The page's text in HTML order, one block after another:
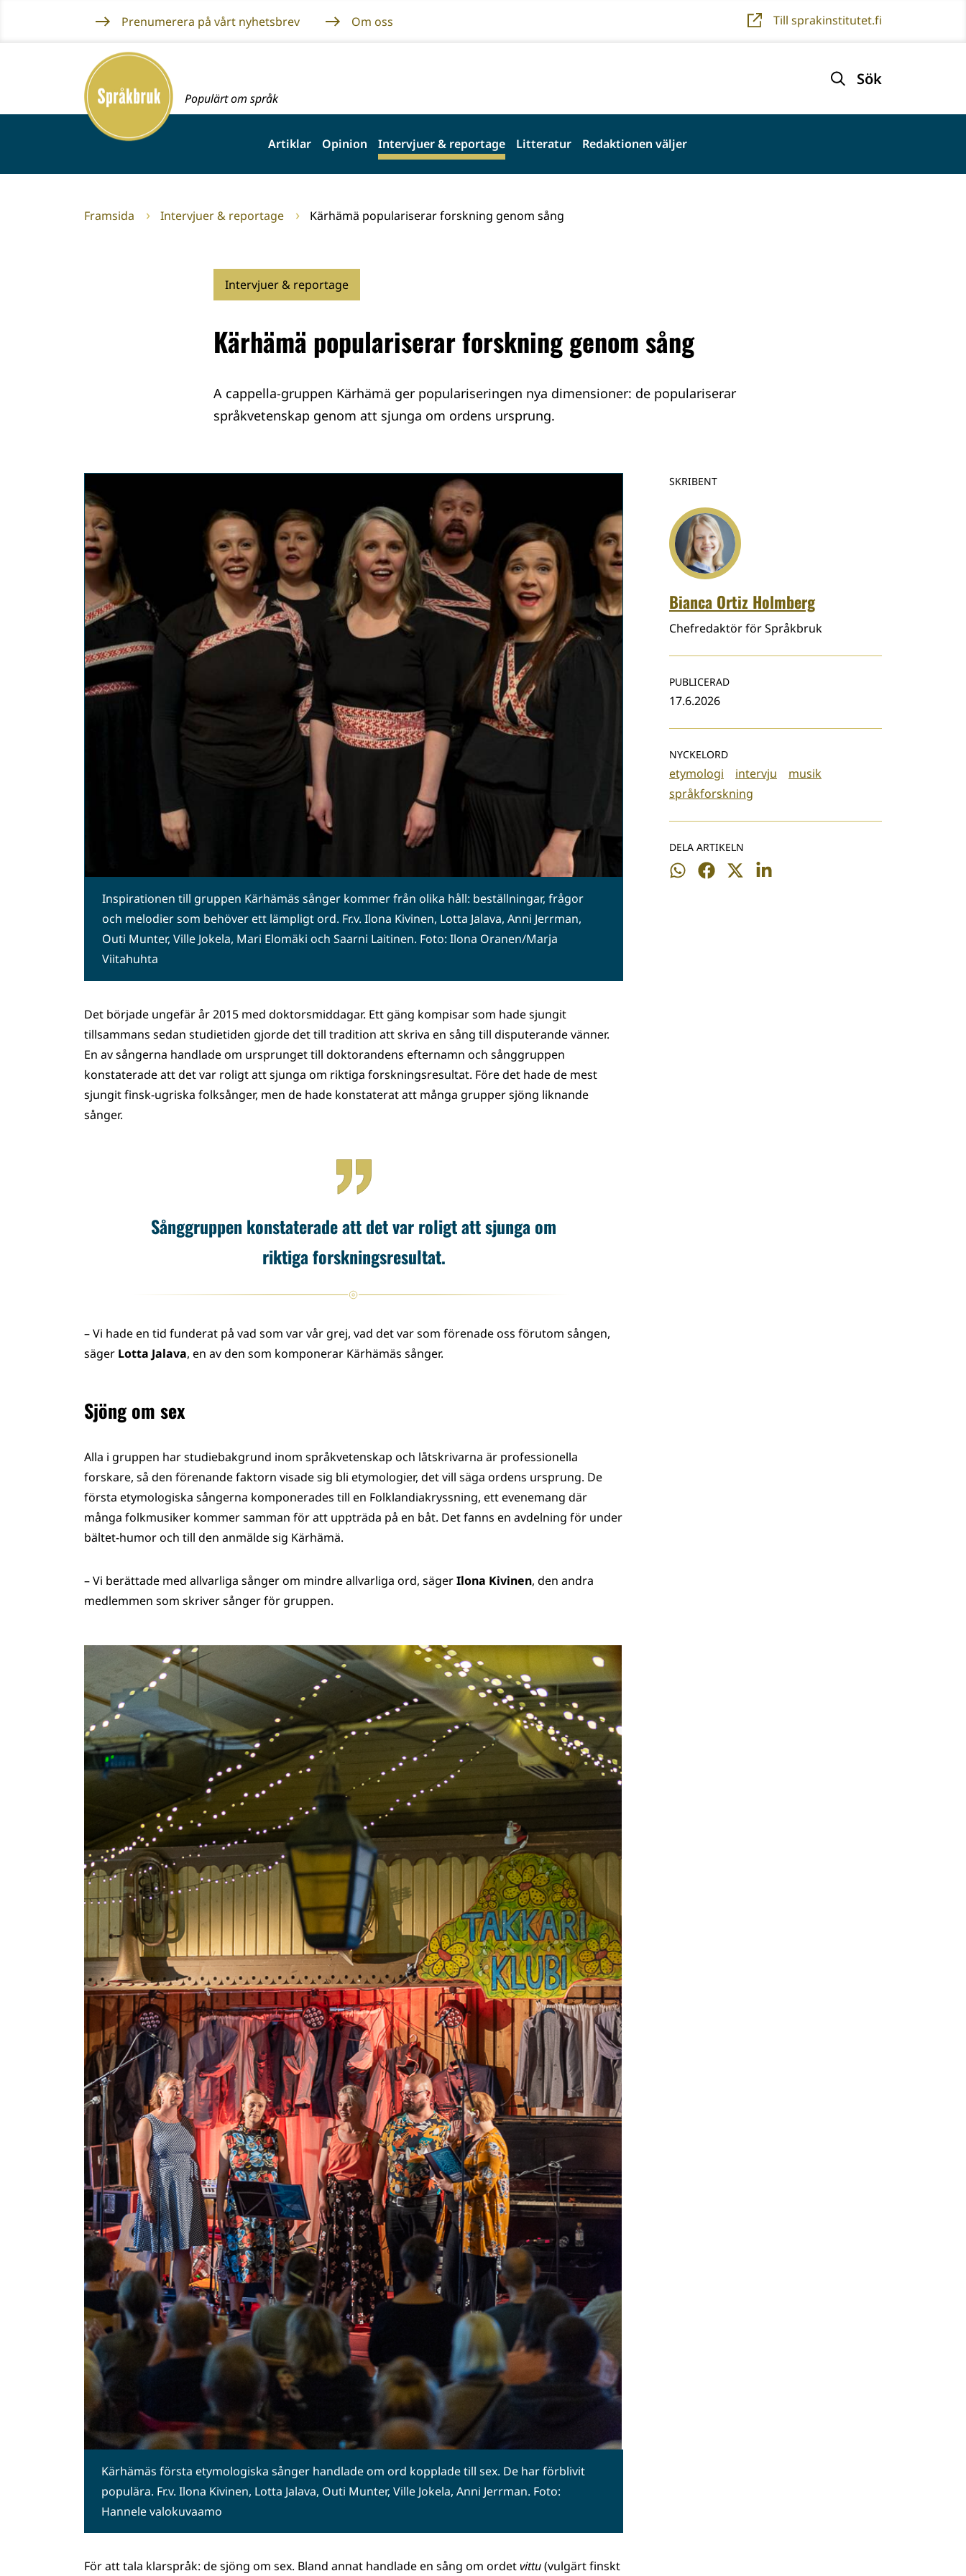
innehållet
Prenumerera på vårt nyhetsbrev Om oss Till sprakinstitutet.fi
Framsida
Populärt om språk
Sök
Artiklar Opinion Intervjuer & reportage Litteratur Redaktionen väljer
Framsida Intervjuer & reportage Kärhämä populariserar forskning genom sång
Intervjuer & reportage
Kärhämä populariserar forskning genom sång
A cappella-gruppen Kärhämä ger populariseringen nya dimensioner: de populariserar
språkvetenskap genom att sjunga om ordens ursprung.
SKRIBENT
Bianca Ortiz Holmberg
Chefredaktör för Språkbruk
PUBLICERAD
17.6.2026
NYCKELORD
etymologi intervju
musik
språkforskning
DELA ARTIKELN
Dela
Dela
Dela
Dela
Inspirationen till gruppen Kärhämäs sånger kommer från olika håll: beställningar, frågor
och melodier som behöver ett lämpligt ord. Fr.v. Ilona Kivinen, Lotta Jalava, Anni Jerrman,
Outi Munter, Ville Jokela, Mari Elomäki och Saarni Laitinen. Foto: Ilona Oranen/Marja
Viitahuhta
Det började ungefär år 2015 med doktorsmiddagar. Ett gäng kompisar som hade sjungit
tillsammans sedan studietiden gjorde det till tradition att skriva en sång till disputerande vänner.
En av sångerna handlade om ursprunget till doktorandens efternamn och sånggruppen
konstaterade att det var roligt att sjunga om riktiga forskningsresultat. Före det hade de mest
sjungit finsk-ugriska folksånger, men de hade konstaterat att många grupper sjöng liknande
sånger.
Sånggruppen konstaterade att det var roligt att sjunga om
riktiga forskningsresultat.
– Vi hade en tid funderat på vad som var vår grej, vad det var som förenade oss förutom sången,
säger Lotta Jalava, en av den som komponerar Kärhämäs sånger.
Sjöng om sex
Alla i gruppen har studiebakgrund inom språkvetenskap och låtskrivarna är professionella
forskare, så den förenande faktorn visade sig bli etymologier, det vill säga ordens ursprung. De
första etymologiska sångerna komponerades till en Folklandiakryssning, ett evenemang där
många folkmusiker kommer samman för att uppträda på en båt. Det fanns en avdelning för under
bältet-humor och till den anmälde sig Kärhämä.
– Vi berättade med allvarliga sånger om mindre allvarliga ord, sägerIlona Kivinen, den andra
medlemmen som skriver sånger för gruppen.
Kärhämäs första etymologiska sånger handlade om ord kopplade till sex. De har förblivit
populära. Fr.v. Ilona Kivinen, Lotta Jalava, Outi Munter, Ville Jokela, Anni Jerrman. Foto:
Hannele valokuvaamo
För att tala klarspråk: de sjöng om sex. Bland annat handlade en sång om ordetvittu(vulgärt finskt